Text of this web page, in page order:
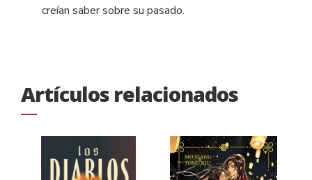
creían saber sobre su pasado.
Artículos relacionados